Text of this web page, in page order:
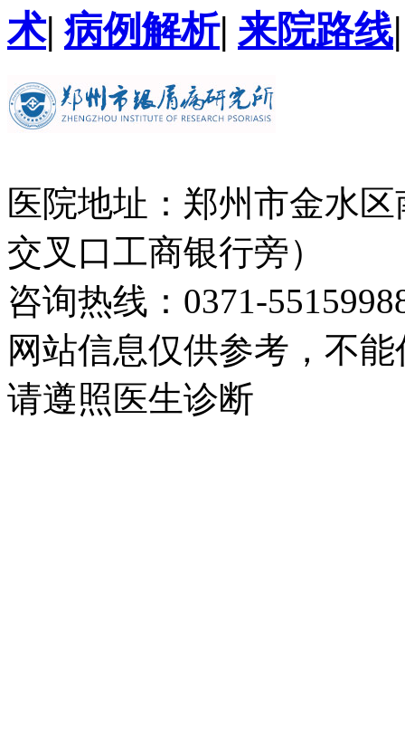
术| 病例解析| 来院路线
医院地址：郑州市金水
交叉口工商银行旁）
咨询热线：0371-
网站信息仅供参考，不
请遵照医生诊断